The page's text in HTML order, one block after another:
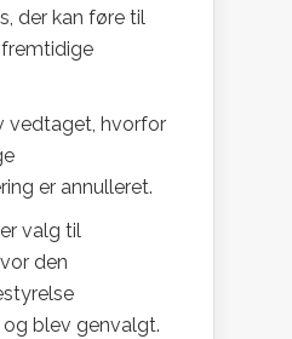
der kan føre til
vedtaget, hvorfor
er annulleret.
valg til
den
blev genvalgt.